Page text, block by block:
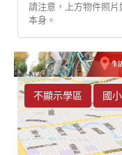
請注意，上方物件照
本身。
不顯示學區 國